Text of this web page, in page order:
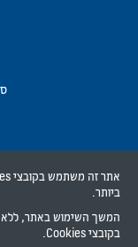
ביותר.
המשך השימוש באתר, ללא
בקובצי Cookies.